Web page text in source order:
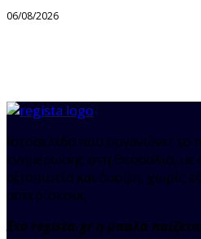
06/08/2026
Ιστοσελίδα που οργανώνει το
ενημέρωσης στη Θεσσαλία, με
αξιοπιστία και άποψη, χωρίς
αστερίσκους.
Στο regista.gr η μπάλα